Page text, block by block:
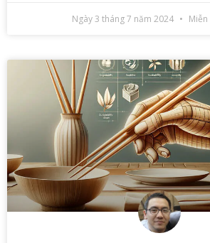
Ngày 3 tháng 7 năm 2024